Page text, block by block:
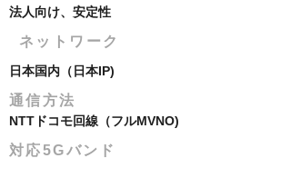
法人向け、安定性
ネットワーク
日本国内（日本IP)
通信方法
NTTドコモ回線（フルMVNO)
対応5Gバンド